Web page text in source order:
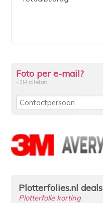
Foto per e-mail?
- 3M rakelset
Plotterfolies.nl deals
Plotterfolie korting